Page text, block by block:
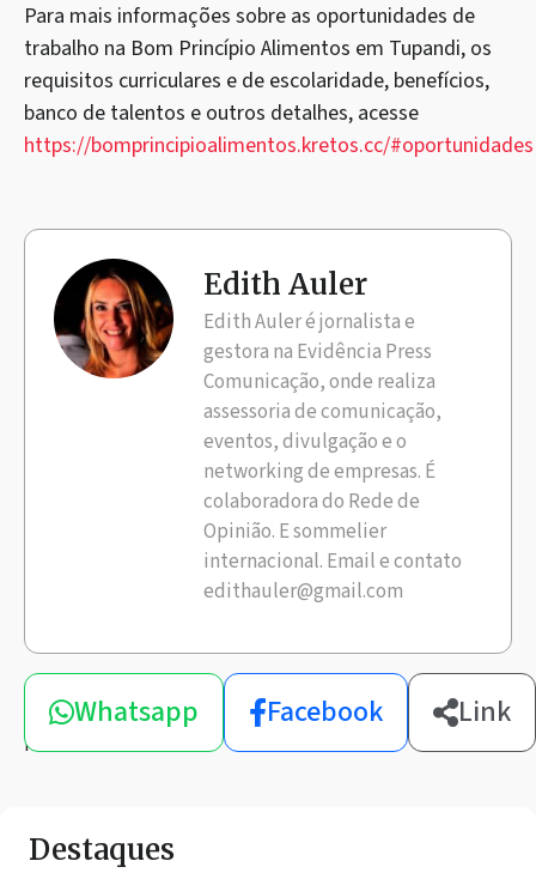
Para mais informações sobre as oportunidades de
trabalho na Bom Princípio Alimentos em Tupandi, os
requisitos curriculares e de escolaridade, benefícios,
banco de talentos e outros detalhes, acesse
https://bomprincipioalimentos.kretos.cc/#oportunidades
Edith Auler
Edith Auler é jornalista e
gestora na Evidência Press
Comunicação, onde realiza
assessoria de comunicação,
eventos, divulgação e o
networking de empresas. É
colaboradora do Rede de
Opinião. E sommelier
internacional. Email e contato
edithauler@gmail.com
Compartilhe
esta
notícia
Whatsapp Facebook Link
Destaques